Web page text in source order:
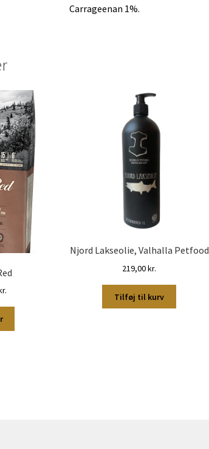
Carrageenan 1%.
Prisinterval:
799,00 kr.
Njord Lakseolie, Valhalla Petfood
219,00kr.
Tilføj til kurv